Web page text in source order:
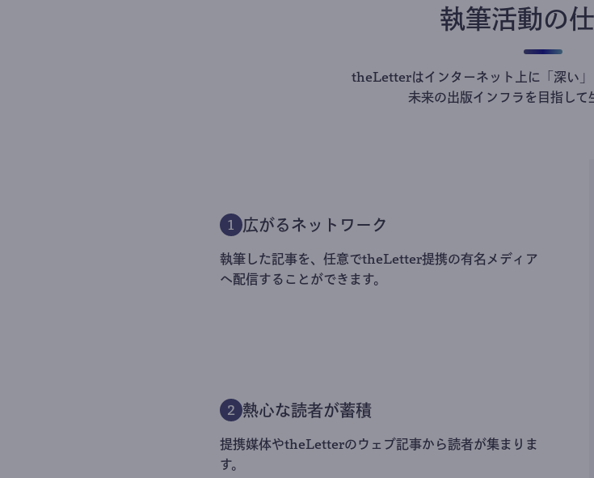
執筆活動の
theLetterはインターネット上に「深い」
未来の出版インフラを目指して
1 広がるネットワーク
執筆した記事を、任意でtheLetter提携の有名メディア
へ配信することができます。
2 熱心な読者が蓄積
提携媒体やtheLetterのウェブ記事から読者が集まりま
す。